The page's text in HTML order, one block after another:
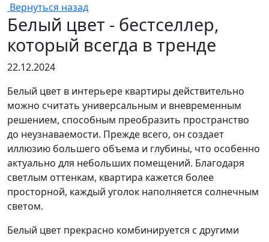
Вернуться назад
Белый цвет - бестселлер,
который всегда в тренде
22.12.2024
Белый цвет в интерьере квартиры действительно
можно считать универсальным и вневременным
решением, способным преобразить пространство
до неузнаваемости. Прежде всего, он создает
иллюзию большего объема и глубины, что особенно
актуально для небольших помещений. Благодаря
светлым оттенкам, квартира кажется более
просторной, каждый уголок наполняется солнечным
светом.
Белый цвет прекрасно комбинируется с другими